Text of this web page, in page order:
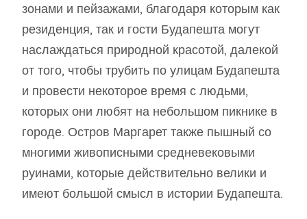
зонами и пейзажами, благодаря которым как
резиденция, так и гости Будапешта могут
наслаждаться природной красотой, далекой
от того, чтобы трубить по улицам Будапешта
и провести некоторое время с людьми,
которых они любят на небольшом пикнике в
городе. Остров Маргарет также пышный со
многими живописными средневековыми
руинами, которые действительно велики и
имеют большой смысл в истории Будапешта.